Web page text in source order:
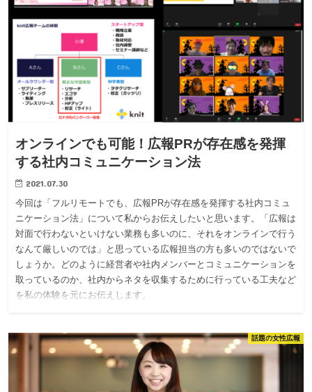
オンラインでも可能！広報PRが存在感を発揮
する社内コミュニケーション法
2021.07.30
今回は「フルリモートでも、広報PRが存在感を発揮する社内コミュ
ニケーション法」について私からお伝えしたいと思います。「広報は
対面で行わないといけない業務も多いのに、それをオンラインで行う
なんて厳しいのでは」と思っている広報担当の方も多いのではないで
しょうか。どのように経営者や社内メンバーとコミュニケーションを
取っているのか、社内からネタを収集するために行っている工夫など
を私の体験を元にお伝えします。
話題の女性広報